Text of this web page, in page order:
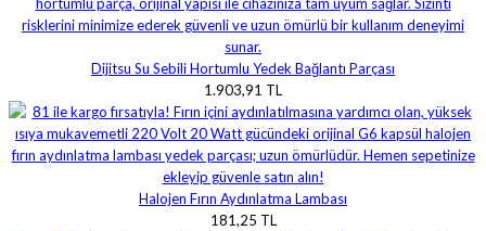
Dijitsu Su Sebili Hortumlu Yedek Bağlantı Parçası
1.903,91 TL
Halojen Fırın Aydınlatma Lambası
181,25 TL